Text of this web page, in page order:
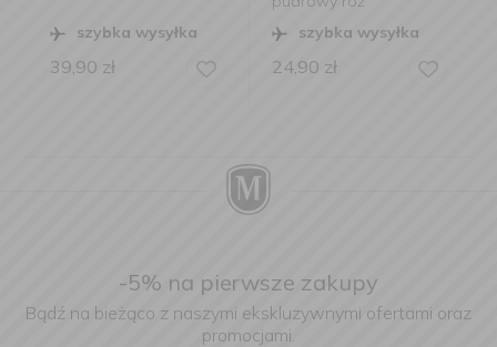
szybka wysyłka
szybka wysyłka
-5% na pierwsze zakupy
Bądź na bieżąco z naszymi ekskluzywnymi ofertami oraz
promocjami.